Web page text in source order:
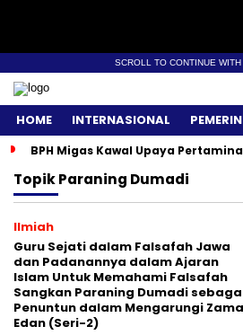
SCROLL TO CONTINUE
HOME INTERNASIONAL
BPH Migas Kawal Upaya
TopikParaning Dumadi
Ilmiah
Guru Sejati dalam Falsafah Jawa
dan Padanannya dalam Ajaran
Islam Untuk Memahami Falsafah
Sangkan Paraning Dumadi
Penuntun dalam Mengarungi
Edan (Seri-2)